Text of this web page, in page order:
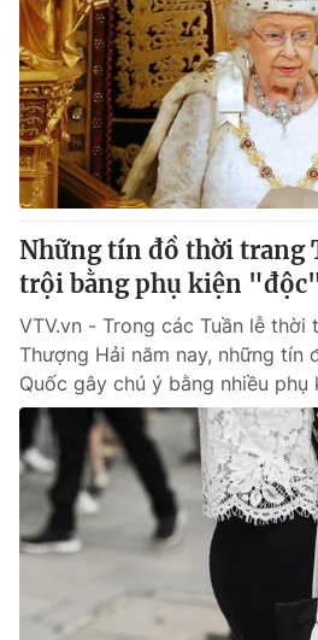
Những tín đồ thời trang
trội bằng phụ kiện
VTV.vn - Trong các Tuần lễ thời
Thượng Hải năm nay, những tín
Quốc gây chú ý bằng nhiều phụ